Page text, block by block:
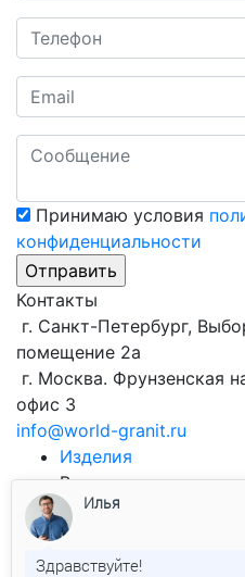
Принимаю условия
конфиденциальности
Контакты
г. Санкт-Петербург,
помещение 2а
г. Москва. Фрунзенская
офис 3
info@world-granit.ru
Изделия
Виды продукциииз
Брусчатка
Бортовой камень
Илья
Здравствуйте!